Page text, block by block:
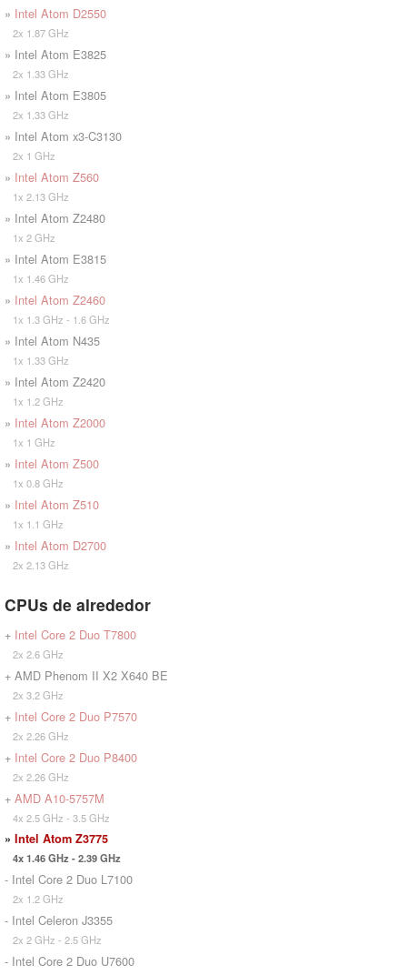
» Intel Atom D2550
2x 1.87 GHz
» Intel Atom E3825
2x 1.33 GHz
» Intel Atom E3805
2x 1.33 GHz
» Intel Atom x3-C3130
2x 1 GHz
» Intel Atom Z560
1x 2.13 GHz
» Intel Atom Z2480
1x 2 GHz
» Intel Atom E3815
1x 1.46 GHz
» Intel Atom Z2460
1x 1.3 GHz - 1.6 GHz
» Intel Atom N435
1x 1.33 GHz
» Intel Atom Z2420
1x 1.2 GHz
» Intel Atom Z2000
1x 1 GHz
» Intel Atom Z500
1x 0.8 GHz
» Intel Atom Z510
1x 1.1 GHz
» Intel Atom D2700
2x 2.13 GHz
CPUs de alrededor
+ Intel Core 2 Duo T7800
2x 2.6 GHz
+ AMD Phenom II X2 X640 BE
2x 3.2 GHz
+ Intel Core 2 Duo P7570
2x 2.26 GHz
+ Intel Core 2 Duo P8400
2x 2.26 GHz
+ AMD A10-5757M
4x 2.5 GHz - 3.5 GHz
» Intel Atom Z3775
4x 1.46 GHz - 2.39 GHz
- Intel Core 2 Duo L7100
2x 1.2 GHz
- Intel Celeron J3355
2x 2 GHz - 2.5 GHz
- Intel Core 2 Duo U7600